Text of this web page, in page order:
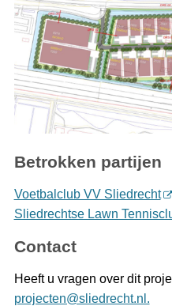
Betrokken partijen
Voetbalclub VV Sliedrecht
Sliedrechtse Lawn
Contact
Heeft u vragen over dit
projecten@sliedrecht.nl.